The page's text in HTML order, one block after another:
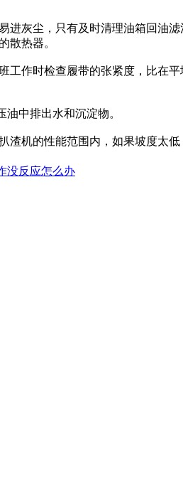
灰尘，只有及时清理油箱回油
散热器。
作时检查履带的张紧度，比在
中排出水和沉淀物。
机的性能范围内，如果坡度太
没反应怎么办